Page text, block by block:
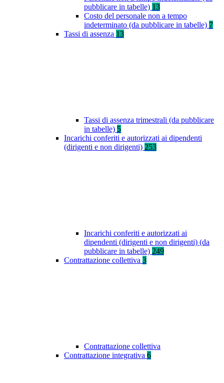
pubblicare in tabelle) 13
Costo del personale non a tempo
indeterminato (da pubblicare in tabelle) 7
Tassi di assenza 13
Tassi di assenza trimestrali (da pubblicare
in tabelle) 5
Incarichi conferiti e autorizzati ai dipendenti
(dirigenti e non dirigenti) 253
Incarichi conferiti e autorizzati ai
dipendenti (dirigenti e non dirigenti) (da
pubblicare in tabelle) 249
Contrattazione collettiva 3
Contrattazione collettiva
Contrattazione integrativa 6